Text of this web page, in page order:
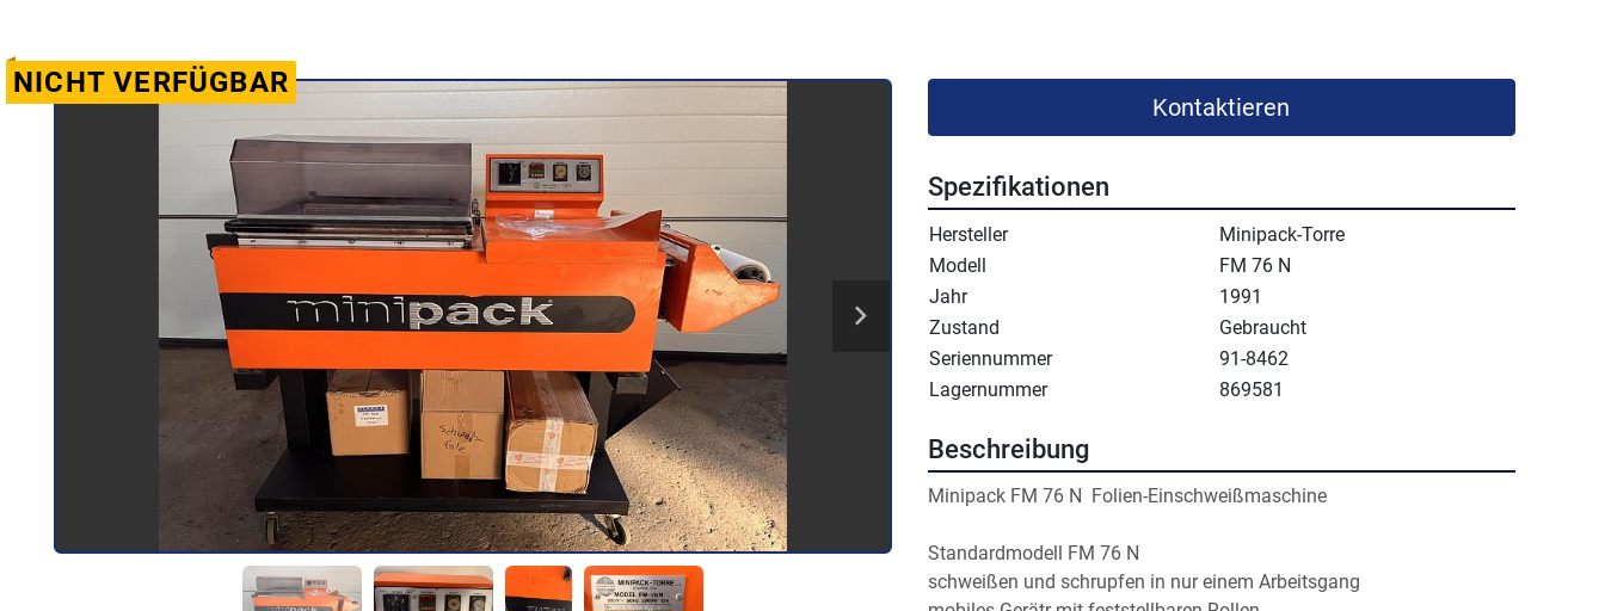
NICHT VERFÜGBAR
Kontaktieren
Spezifikationen
Hersteller
Minipack-Torre
Modell
FM 76 N
Jahr
1991
Zustand
Gebraucht
Seriennummer
91-8462
Lagernummer
869581
Beschreibung
Minipack FM 76 N  Folien-Einschweißmaschine
Standardmodell FM 76 N
schweißen und schrupfen in nur einem Arbeitsgang